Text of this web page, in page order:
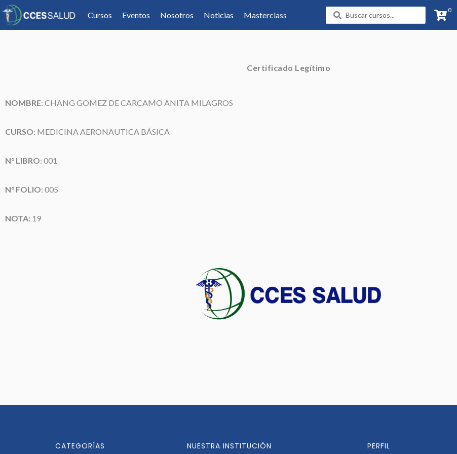
Cursos Eventos Nosotros Noticias Masterclass
Search
...
0
Certificado Legítimo
NOMBRE: CHANG GOMEZ DE CARCAMO ANITA MILAGROS
CURSO: MEDICINA AERONAUTICA BÁSICA
N° LIBRO: 001
N° FOLIO: 005
NOTA: 19
CATEGORÍAS NUESTRA INSTITUCIÓN PERFIL